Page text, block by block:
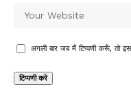
अगली बार जब मैं टिप्पणी करूँ, तो